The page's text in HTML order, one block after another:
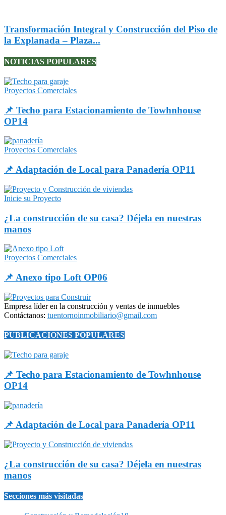
Transformación Integral y Construcción del Piso de
la Explanada – Plaza...
NOTICIAS POPULARES
Proyectos Comerciales
📌 Techo para Estacionamiento de Towhnhouse
OP14
Proyectos Comerciales
📌 Adaptación de Local para Panadería OP11
Inicie su Proyecto
¿La construcción de su casa? Déjela en nuestras
manos
Proyectos Comerciales
📌 Anexo tipo Loft OP06
Empresa líder en la construcción y ventas de inmuebles
Contáctanos: tuentornoinmobiliario@gmail.com
PUBLICACIONES POPULARES
📌 Techo para Estacionamiento de Towhnhouse
OP14
📌 Adaptación de Local para Panadería OP11
¿La construcción de su casa? Déjela en nuestras
manos
Secciones más visitadas